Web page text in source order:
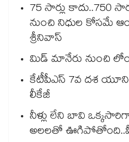
75 సార్లు కాదు..75‌‌‌‌‌‌‌‌0
నుంచి నిధుల కోసమే
శ్రీనివాస్
మిడ్ మానేరు నుంచి
కేటీపీఎస్ 7వ దశ
లీకేజీ
నీళ్లు లేని బావి
అలలతో